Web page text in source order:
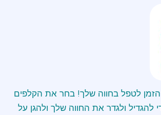
לטפל בחווה שלך! בחר את הקלפים
להגדיל ולגדר את החווה שלך ולהגן על